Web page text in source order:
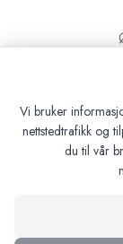
Vi bruker
nettstedtrafikk og
du til vår